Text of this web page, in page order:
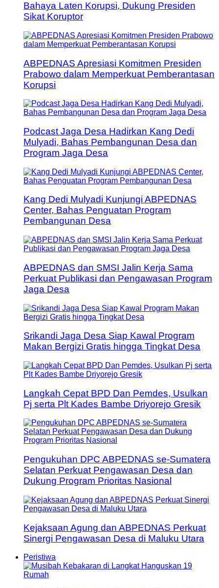
Bahaya Laten Korupsi, Dukung Presiden
Sikat Koruptor
ABPEDNAS Apresiasi Komitmen Presiden
Prabowo dalam Memperkuat Pemberantasan
Korupsi
Podcast Jaga Desa Hadirkan Kang Dedi
Mulyadi, Bahas Pembangunan Desa dan
Program Jaga Desa
Kang Dedi Mulyadi Kunjungi ABPEDNAS
Center, Bahas Penguatan Program
Pembangunan Desa
ABPEDNAS dan SMSI Jalin Kerja Sama
Perkuat Publikasi dan Pengawasan Program
Jaga Desa
Srikandi Jaga Desa Siap Kawal Program
Makan Bergizi Gratis hingga Tingkat Desa
Langkah Cepat BPD Dan Pemdes, Usulkan
Pj serta Plt Kades Bambe Driyorejo Gresik
Pengukuhan DPC ABPEDNAS se-Sumatera
Selatan Perkuat Pengawasan Desa dan
Dukung Program Prioritas Nasional
Kejaksaan Agung dan ABPEDNAS Perkuat
Sinergi Pengawasan Desa di Maluku Utara
Peristiwa